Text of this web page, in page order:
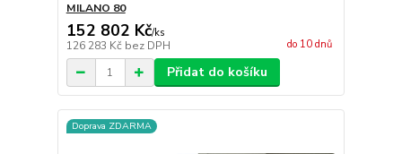
MILANO 80
152 802 Kč/ks
126 283 Kč bez DPH do 10 dnů
Přidat do košíku
Doprava ZDARMA